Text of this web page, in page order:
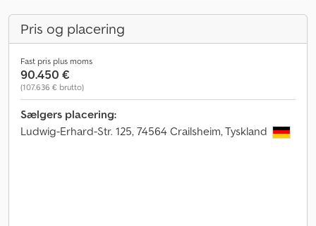
Pris og placering
Fast pris plus moms
90.450 €
(107.636 € brutto)
Sælgers placering:
Ludwig-Erhard-Str. 125, 74564 Crailsheim, Tyskland